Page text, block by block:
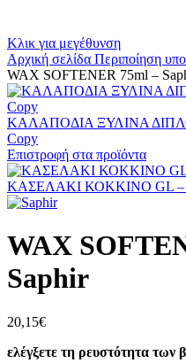
Κλικ για μεγέθυνση
Αρχική σελίδα Περιποίηση
WAX SOFTENER 75ml –
ΚΑΛΑΠΟΔΙΑ ΞΥΛΙΝΑ
Copy
Επιστροφή στα προϊόντα
ΚΑΣΕΛΑΚΙ ΚΟΚΚΙΝΟ GL –
WAX
Saphir
20,15€
ελέγξετε τη ρευστότητα των